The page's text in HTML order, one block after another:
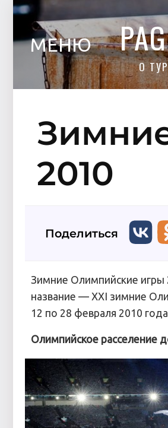
МЕНЮ
О
2010
Поделиться
Зимние Олимпийские игры
название — XXI зимние
12 по 28 февраля 2010
Олимпийское расселение